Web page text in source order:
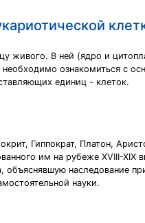
живого. В ней (ядро и
ознакомиться с
единиц - клеток.
Гиппократ, Платон,
им на рубеже XVIII-XIX
наследование
науки.